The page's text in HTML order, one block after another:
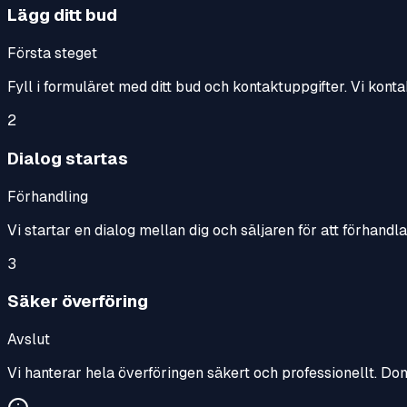
Lägg ditt bud
Första steget
Fyll i formuläret med ditt bud och kontaktuppgifter. Vi
2
Dialog startas
Förhandling
Vi startar en dialog mellan dig och säljaren för att
3
Säker överföring
Avslut
Vi hanterar hela överföringen säkert och professionellt.